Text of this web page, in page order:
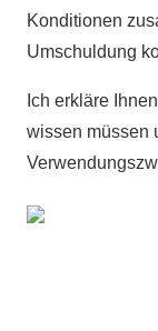
Konditionen
Umschuldung
Ich erkläre
wissen müssen